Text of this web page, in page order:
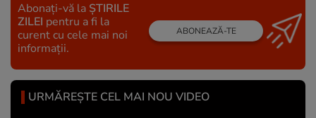
Abonați-vă la ȘTIRILE
ZILEI pentru a fi la
curent cu cele mai noi
informații.
ABONEAZĂ-TE
URMĂREȘTE CEL MAI NOU VIDEO